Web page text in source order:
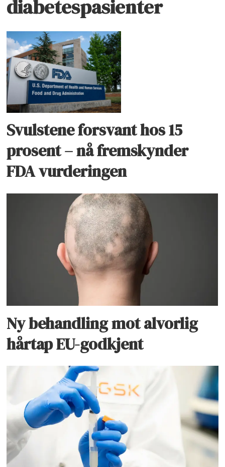
diabetespasienter
Svulstene forsvant hos 15
prosent – nå fremskynder
FDA vurderingen
Ny behandling mot alvorlig
hårtap EU-godkjent